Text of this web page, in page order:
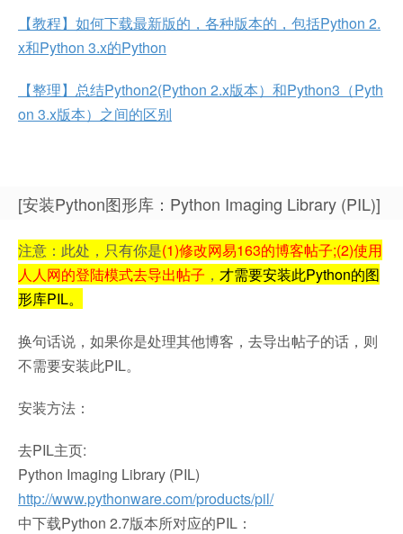
【教程】如何下载最新版的，各种版本的，包括Python 2.
x和Python 3.x的Python
【整理】总结Python2(Python 2.x版本）和Python3（Pyth
on 3.x版本）之间的区别
[安装Python图形库：Python Imaging Library (PIL)]
注意：此处，只有你是(1)修改网易163的博客帖子;(2)使用
人人网的登陆模式去导出帖子 ， 才需要安装此Python的图
形库PIL。
换句话说，如果你是处理其他博客，去导出帖子的话，则
不需要安装此PIL。
安装方法：
去PIL主页:
Python Imaging Library (PIL)
http://www.pythonware.com/products/pil/
中下载Python 2.7版本所对应的PIL：